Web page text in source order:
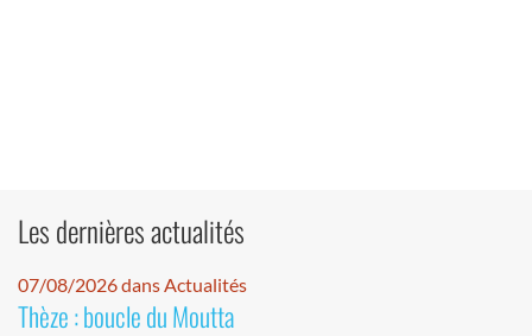
Les dernières actualités
07/08/2026 dans Actualités
Thèze : boucle du Moutta